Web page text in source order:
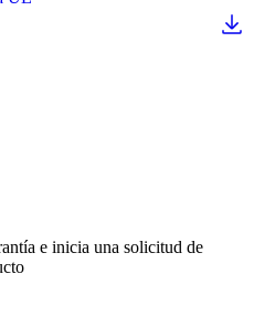
e inicia una solicitud de